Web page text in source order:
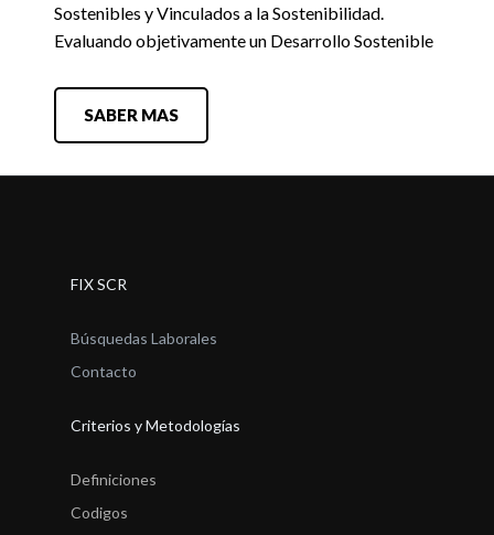
Sostenibles y Vinculados a la Sostenibilidad.
Evaluando objetivamente un Desarrollo Sostenible
SABER MAS
FIX SCR
Búsquedas Laborales
Contacto
Criterios y Metodologías
Definiciones
Codigos